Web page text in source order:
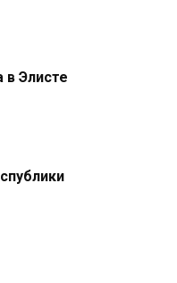
в Элисте